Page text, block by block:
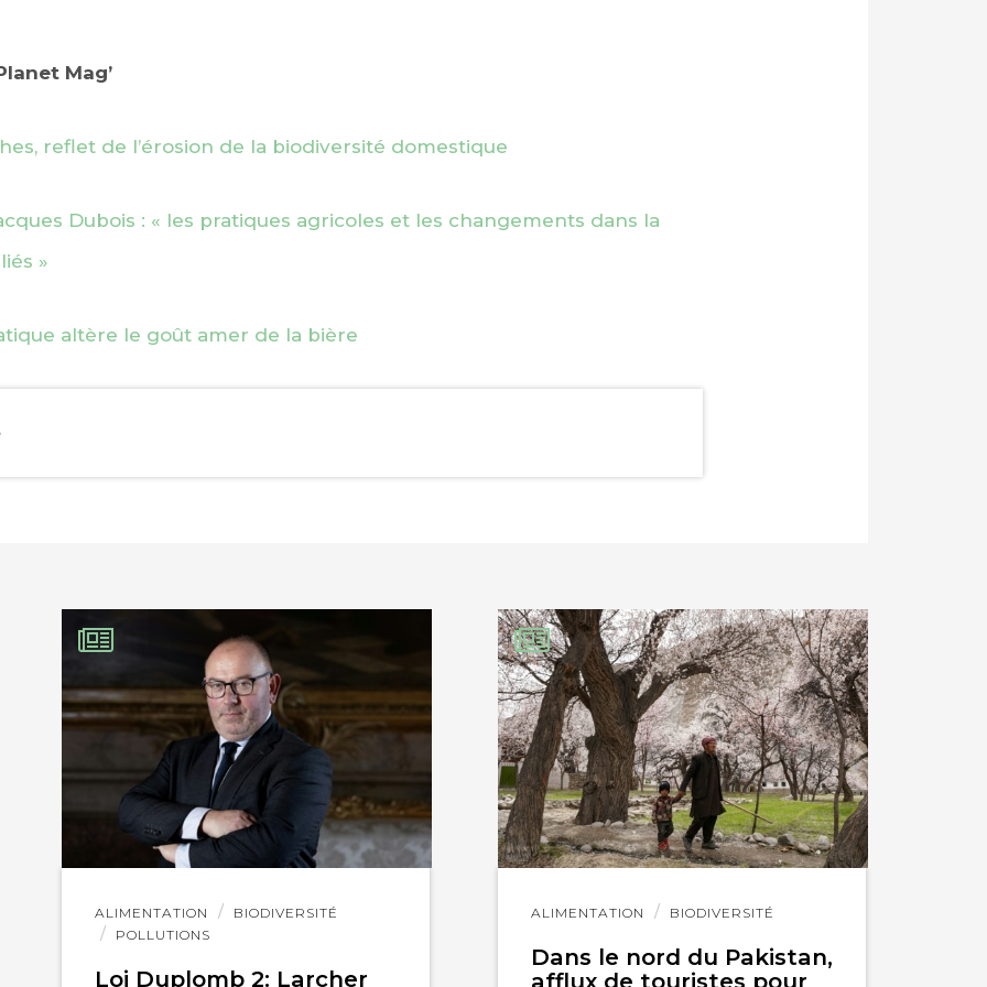
Mag’
reflet de l’érosion de la biodiversité domestique
Dubois : « les pratiques agricoles et les changements dans la
»
altère le goût amer de la bière
ALIMENTATION
BIODIVERSITÉ
POLLUTIONS
Loi Duplomb 2: Larcher
Lire
l'article
ALIMENTATION BIODIVERSITÉ
Dans le nord du Pakistan,
afflux de touristes pour
Lire